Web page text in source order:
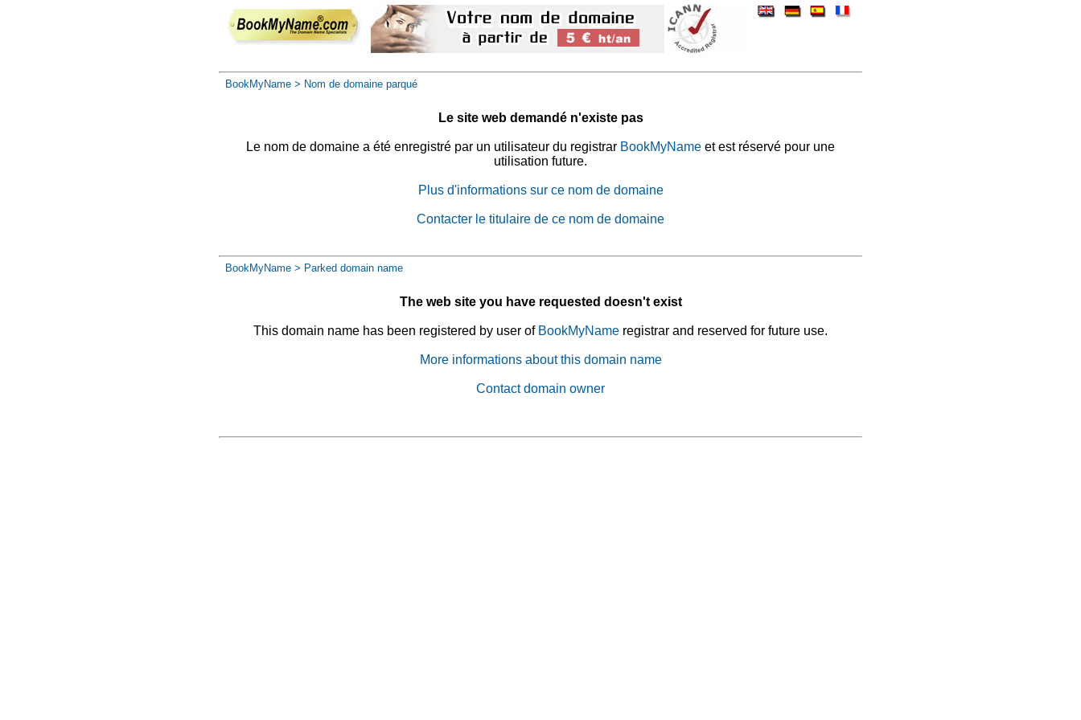
BookMyName > Nom de domaine parqué
Le site web demandé n'existe pas
Le nom de domaine a été enregistré par un utilisateur du registrar BookMyName et est réservé pour une
utilisation future.
Plus d'informations sur ce nom de domaine
Contacter le titulaire de ce nom de domaine
BookMyName > Parked domain name
The web site you have requested doesn't exist
This domain name has been registered by user of BookMyName registrar and reserved for future use.
More informations about this domain name
Contact domain owner